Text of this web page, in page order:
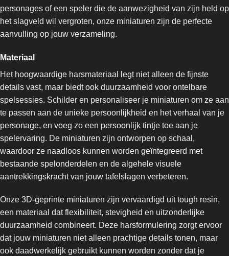
personages of een speler die de aanwezigheid van zijn held op
het slagveld wil vergroten, onze miniaturen zijn de perfecte
aanvulling op jouw verzameling.
Materiaal
Het hoogwaardige harsmateriaal legt niet alleen de fijnste
details vast, maar biedt ook duurzaamheid voor ontelbare
spelsessies. Schilder en personaliseer je miniaturen om ze aan
te passen aan de unieke persoonlijkheid en het verhaal van je
personage, en voeg zo een persoonlijk tintje toe aan je
spelervaring. De miniaturen zijn ontworpen op schaal,
waardoor ze naadloos kunnen worden geïntegreerd met
bestaande spelonderdelen en de algehele visuele
aantrekkingskracht van jouw tafelslagen verbeteren.
Onze 3D-geprinte miniaturen zijn vervaardigd uit tough resin,
een materiaal dat flexibiliteit, stevigheid en uitzonderlijke
duurzaamheid combineert. Deze harsformulering zorgt ervoor
dat jouw miniaturen niet alleen prachtige details tonen, maar
ook daadwerkelijk gebruikt kunnen worden zonder dat je